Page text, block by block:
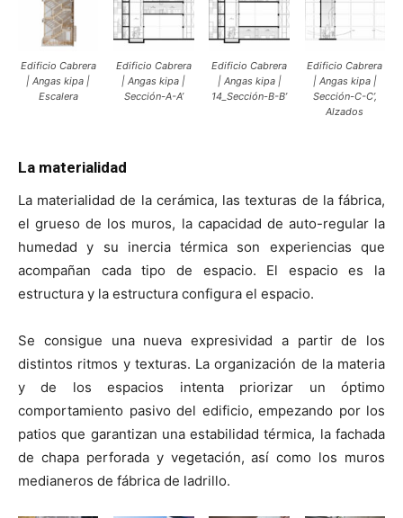
Edificio Cabrera
| Angas kipa |
Escalera
Edificio Cabrera
| Angas kipa |
Sección-A-A’
Edificio Cabrera
| Angas kipa |
14_Sección-B-B’
Edificio Cabrera
| Angas kipa |
Sección-C-C’,
Alzados
La materialidad
La materialidad de la cerámica, las texturas de la fábrica,
el grueso de los muros, la capacidad de auto-regular la
humedad y su inercia térmica son experiencias que
acompañan cada tipo de espacio. El espacio es la
estructura y la estructura configura el espacio.
Se consigue una nueva expresividad a partir de los
distintos ritmos y texturas. La organización de la materia
y de los espacios intenta priorizar un óptimo
comportamiento pasivo del edificio, empezando por los
patios que garantizan una estabilidad térmica, la fachada
de chapa perforada y vegetación, así como los muros
medianeros de fábrica de ladrillo.